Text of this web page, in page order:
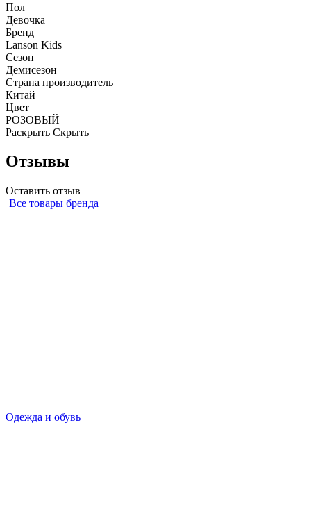
Пол
Девочка
Бренд
Lanson Kids
Сезон
Демисезон
Страна производитель
Китай
Цвет
РОЗОВЫЙ
Раскрыть Скрыть
Отзывы
Оставить отзыв
Все товары бренда
Одежда и обувь